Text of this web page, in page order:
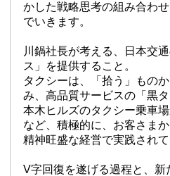
かした戦略思考の組み合わ
でいきます。
川鍋社長が考える、日本交
ス」を提供すること。
タクシーは、「拾う」もの
み、高品質サービスの「黒
本木ヒルズのタクシー乗車
など、積極的に、お客さま
精神旺盛な経営で実践されて
V字回復を遂げる過程と、